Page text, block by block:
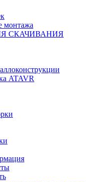
монтажа
СКАЧИВАНИЯ
ATAVR